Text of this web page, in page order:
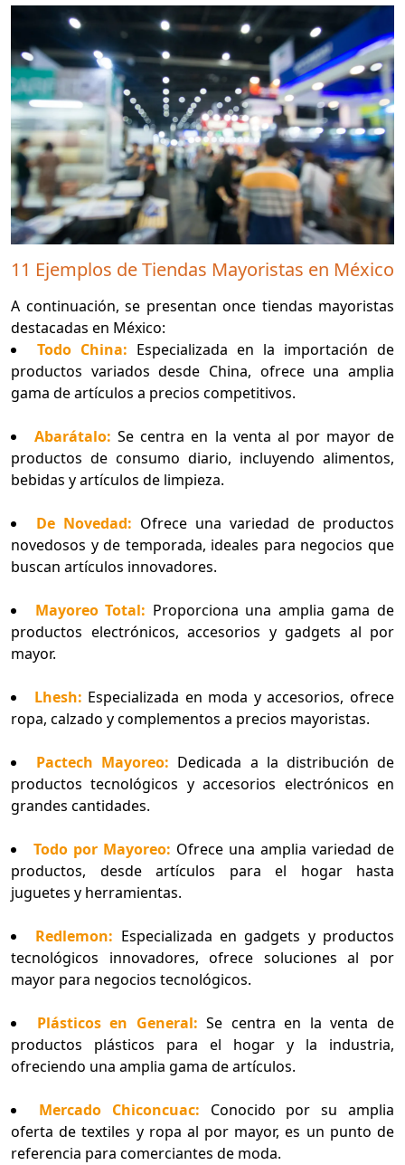
11 Ejemplos de Tiendas Mayoristas en México
A continuación, se presentan once tiendas mayoristas
destacadas en México:
Todo China: Especializada en la importación de
productos variados desde China, ofrece una amplia
gama de artículos a precios competitivos.
Abarátalo: Se centra en la venta al por mayor de
productos de consumo diario, incluyendo alimentos,
bebidas y artículos de limpieza.
De Novedad: Ofrece una variedad de productos
novedosos y de temporada, ideales para negocios que
buscan artículos innovadores.
Mayoreo Total: Proporciona una amplia gama de
productos electrónicos, accesorios y gadgets al por
mayor.
Lhesh: Especializada en moda y accesorios, ofrece
ropa, calzado y complementos a precios mayoristas.
Pactech Mayoreo: Dedicada a la distribución de
productos tecnológicos y accesorios electrónicos en
grandes cantidades.
Todo por Mayoreo: Ofrece una amplia variedad de
productos, desde artículos para el hogar hasta
juguetes y herramientas.
Redlemon: Especializada en gadgets y productos
tecnológicos innovadores, ofrece soluciones al por
mayor para negocios tecnológicos.
Plásticos en General: Se centra en la venta de
productos plásticos para el hogar y la industria,
ofreciendo una amplia gama de artículos.
Mercado Chiconcuac: Conocido por su amplia
oferta de textiles y ropa al por mayor, es un punto de
referencia para comerciantes de moda.